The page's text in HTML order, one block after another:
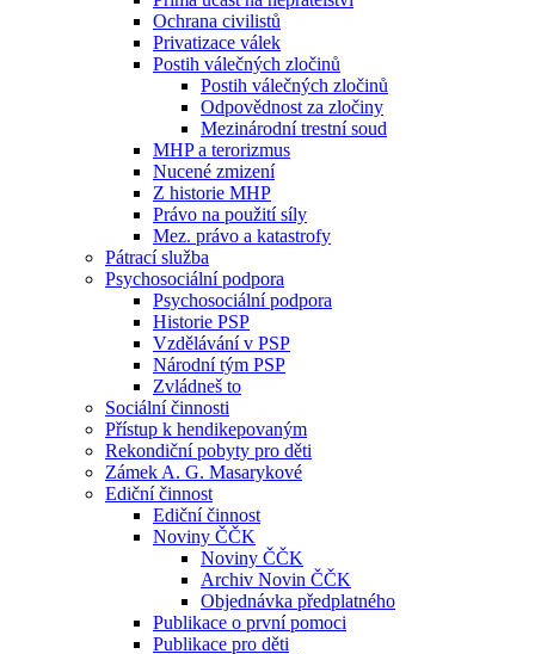
Ochrana civilistů
Privatizace válek
Postih válečných zločinů
Postih válečných zločinů
Odpovědnost za zločiny
Mezinárodní trestní soud
MHP a terorizmus
Nucené zmizení
Z historie MHP
Právo na použití síly
Mez. právo a katastrofy
Pátrací služba
Psychosociální podpora
Psychosociální podpora
Historie PSP
Vzdělávání v PSP
Národní tým PSP
Zvládneš to
Sociální činnosti
Přístup k hendikepovaným
Rekondiční pobyty pro děti
Zámek A. G. Masarykové
Ediční činnost
Ediční činnost
Noviny ČČK
Noviny ČČK
Archiv Novin ČČK
Objednávka předplatného
Publikace o první pomoci
Publikace pro děti